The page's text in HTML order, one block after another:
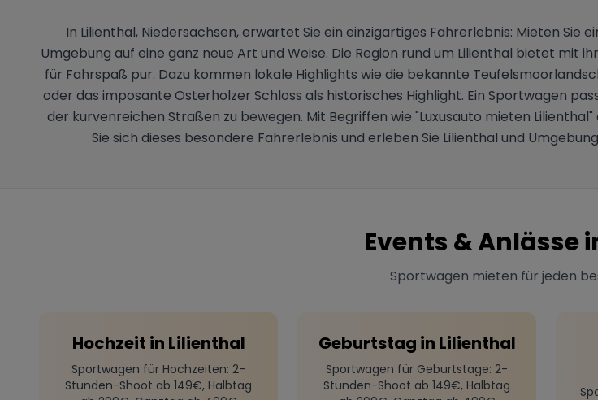
In Lilienthal, Niedersachsen, erwartet Sie ein einzigartiges Fahrerlebnis: Mieten
Umgebung auf eine ganz neue Art und Weise. Die Region rund um Lilienthal bietet mit
für Fahrspaß pur. Dazu kommen lokale Highlights wie die bekannte
oder das imposante Osterholzer Schloss als historisches Highlight. Ein Sportwagen
der kurvenreichen Straßen zu bewegen. Mit Begriffen wie "Luxusauto mieten
Sie sich dieses besondere Fahrerlebnis und erleben Sie Lilienthal und
Events & Anlässe
Sportwagen mieten für jeden
Hochzeit in Lilienthal
Sportwagen für Hochzeiten: 2-
Stunden-Shoot ab 149€, Halbtag
Geburtstag in Lilienthal
Sportwagen für Geburtstage: 2-
Stunden-Shoot ab 149€, Halbtag